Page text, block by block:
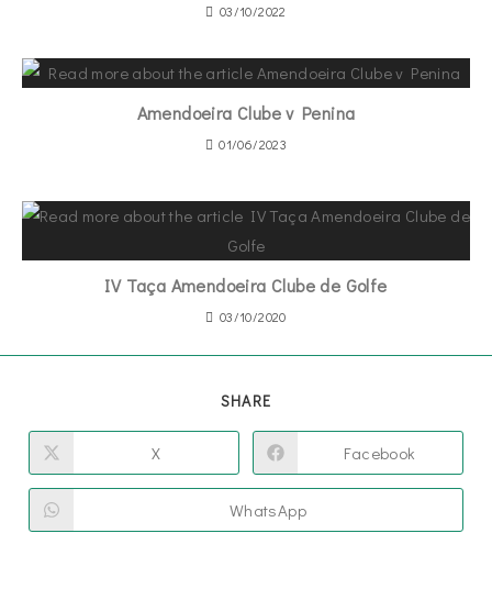
03/10/2022
Amendoeira Clube v Penina
01/06/2023
IV Taça Amendoeira Clube de Golfe
03/10/2020
SHARE
X Facebook
WhatsApp